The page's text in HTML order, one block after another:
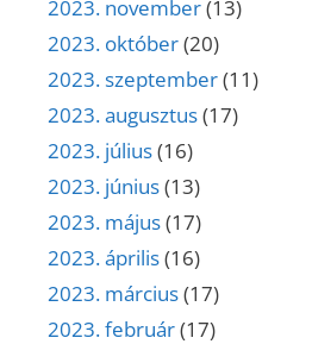
2023. november(13)
2023. október(20)
2023. szeptember(11)
2023. augusztus(17)
2023. július(16)
2023. június(13)
2023. május(17)
2023. április(16)
2023. március(17)
2023. február(17)